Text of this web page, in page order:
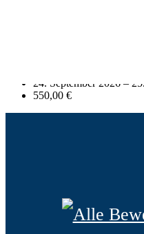
24. September 2026 –
550,00 €